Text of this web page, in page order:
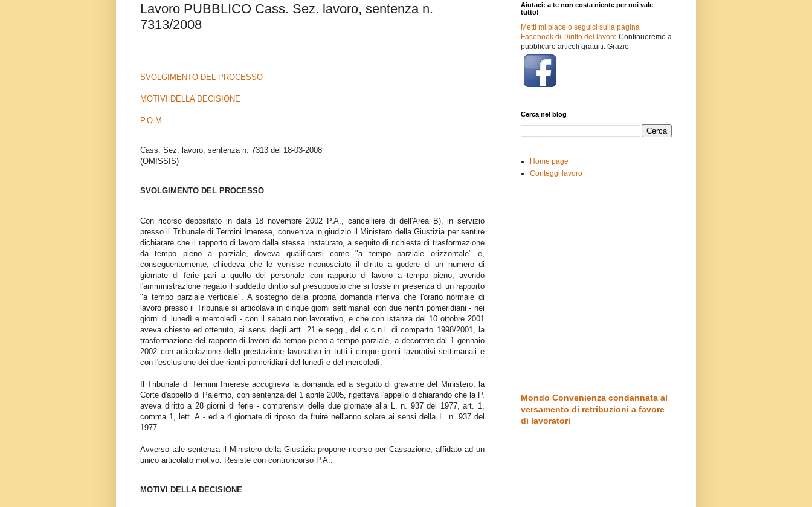
Lavoro PUBBLICO Cass. Sez. lavoro, sentenza n.
7313/2008
SVOLGIMENTO DEL PROCESSO
MOTIVI DELLA DECISIONE
P.Q.M.
Cass. Sez. lavoro, sentenza n. 7313 del 18-03-2008
(OMISSIS)
SVOLGIMENTO DEL PROCESSO
Con ricorso depositato in data 18 novembre 2002 P.A., cancelliere di dell'Area B), in servizio
presso il Tribunale di Termini Imerese, conveniva in giudizio il Ministero della Giustizia per sentire
dichiarare che il rapporto di lavoro dalla stessa instaurato, a seguito di richiesta di trasformazione
da tempo pieno a parziale, doveva qualificarsi come "a tempo parziale orizzontale" e,
conseguentemente, chiedeva che le venisse riconosciuto il diritto a godere di un numero di
giornate di ferie pari a quello del personale con rapporto di lavoro a tempo pieno, avendo
l'amministrazione negato il suddetto diritto sul presupposto che si fosse in presenza di un rapporto
"a tempo parziale verticale". A sostegno della propria domanda riferiva che l'orario normale di
lavoro presso il Tribunale si articolava in cinque giorni settimanali con due rientri pomeridiani - nei
giorni di lunedì e mercoledì - con il sabato non lavorativo, e che con istanza del 10 ottobre 2001
aveva chiesto ed ottenuto, ai sensi degli artt. 21 e segg., del c.c.n.l. di comparto 1998/2001, la
trasformazione del rapporto di lavoro da tempo pieno a tempo parziale, a decorrere dal 1 gennaio
2002 con articolazione della prestazione lavorativa in tutti i cinque giorni lavorativi settimanali e
con l'esclusione dei due rientri pomeridiani del lunedì e del mercoledì.
Il Tribunale di Termini Imerese accoglieva la domanda ed a seguito di gravame del Ministero, la
Corte d'appello di Palermo, con sentenza del 1 aprile 2005, rigettava l'appello dichiarando che la P.
aveva diritto a 28 giorni di ferie - comprensivi delle due giornate alla L. n. 937 del 1977, art. 1,
comma 1, lett. A - ed a 4 giornate di riposo da fruire nell'anno solare ai sensi della L. n. 937 del
1977.
Avverso tale sentenza il Ministero della Giustizia propone ricorso per Cassazione, affidato ad un
unico articolato motivo. Resiste con controricorso P.A..
MOTIVI DELLA DECISIONE
Aiutaci: a te non costa niente per noi vale
tutto!
Metti mi piace o seguici sulla pagina
Facebook di Diritto del lavoro Continueremo a
pubblicare articoli gratuiti. Grazie
Cerca nel blog
Home page
Conteggi lavoro
Mondo Convenienza condannata al
versamento di retribuzioni a favore
di lavoratori